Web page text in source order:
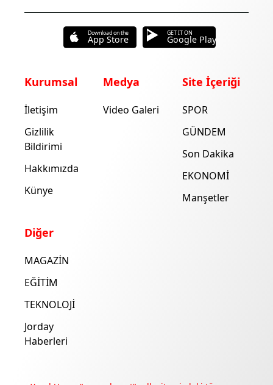
Download on the
App Store
GET IT ON
Google Play
Kurumsal
İletişim
Gizlilik
Bildirimi
Hakkımızda
Künye
Medya
Video Galeri
Site İçeriği
SPOR
GÜNDEM
Son Dakika
EKONOMİ
Manşetler
Diğer
MAGAZİN
EĞİTİM
TEKNOLOJİ
Jorday
Haberleri